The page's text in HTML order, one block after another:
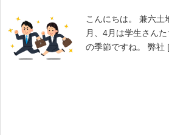
こんにちは。 兼六土
月、4月は学生さん
の季節ですね。 弊